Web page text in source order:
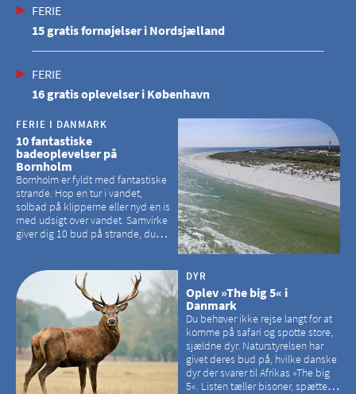
FERIE
15 gratis fornøjelser i Nordsjælland
FERIE
16 gratis oplevelser i København
FERIE I DANMARK
10 fantastiske
badeoplevelser på
Bornholm
Bornholm er fyldt med fantastiske
strande. Hop en tur i vandet,
solbad på klipperne eller nyd en is
med udsigt over vandet. Samvirke
giver dig 10 bud på strande, du
DYR
Oplev »The big 5« i
Danmark
Du behøver ikke rejse langt for at
komme på safari og spotte store,
sjældne dyr. Naturstyrelsen har
givet deres bud på, hvilke danske
dyr der svarer til Afrikas »The big
5«. Listen tæller bisoner, spættede